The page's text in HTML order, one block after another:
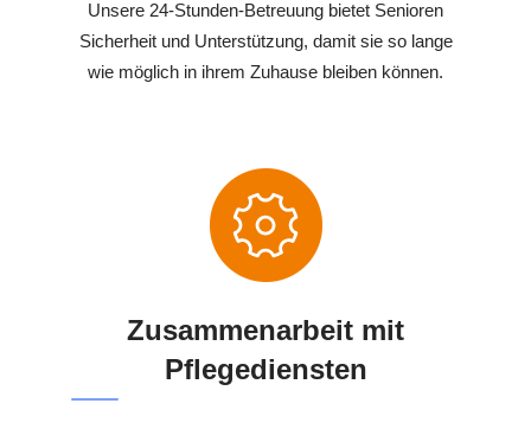
Unsere 24-Stunden-Betreuung bietet Senioren
Sicherheit und Unterstützung, damit sie so lange
wie möglich in ihrem Zuhause bleiben können.
Zusammenarbeit mit
Pflegediensten